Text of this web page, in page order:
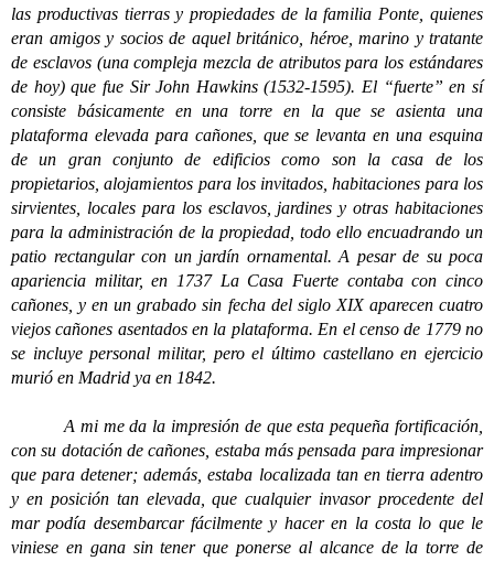
las productivas tierras y propiedades de la familia Ponte, quienes
eran amigos y socios de aquel británico, héroe, marino y tratante
de esclavos (una compleja mezcla de atributos para los estándares
de hoy) que fue Sir John Hawkins (1532-1595). El “fuerte” en sí
consiste básicamente en una torre en la que se asienta una
plataforma elevada para cañones, que se levanta en una esquina
de un gran conjunto de edificios como son la casa de los
propietarios, alojamientos para los invitados, habitaciones para los
sirvientes, locales para los esclavos, jardines y otras habitaciones
para la administración de la propiedad, todo ello encuadrando un
patio rectangular con un jardín ornamental. A pesar de su poca
apariencia militar, en 1737 La Casa Fuerte contaba con cinco
cañones, y en un grabado sin fecha del siglo XIX aparecen cuatro
viejos cañones asentados en la plataforma. En el censo de 1779 no
se incluye personal militar, pero el último castellano en ejercicio
murió en Madrid ya en 1842.
A mi me da la impresión de que esta pequeña fortificación,
con su dotación de cañones, estaba más pensada para impresionar
que para detener; además, estaba localizada tan en tierra adentro
y en posición tan elevada, que cualquier invasor procedente del
mar podía desembarcar fácilmente y hacer en la costa lo que le
viniese en gana sin tener que ponerse al alcance de la torre de